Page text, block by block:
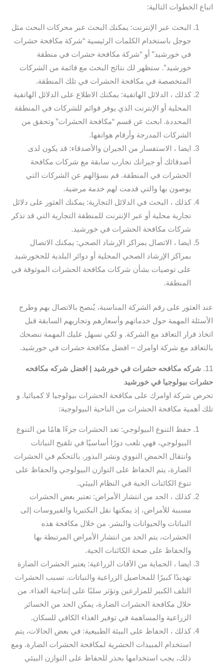
اتباع الخطوات التالية:
البحث عبر الإنترنت: يمكنك البحث عبر محركات البحث مثل
جوجل باستخدام الكلمات الرئيسية “شركة مكافحة حشرات
في خورشيد” أو “شركة مكافحة حشرات في منطقة
خورشيد”. ستظهر لك نتائج البحث مع قائمة من الشركات
المتخصصة في مكافحة الحشرات في تلك المنطقة.
كذلك ، الدلائل الهاتفية: يمكنك الاطلاع على الدلائل الهاتفية
المحلية أو الإنترنت الذي يوفر قوائم للشركات في المنطقة
المحددة. ابحث عن قسم “مكافحة الحشرات” وتحقق من
الشركات المدرجة وأرقام هواتفها.
ايضا ، الاستفسار من الجيران والأصدقاء: قد يكون لدى
أصدقائك أو جيرانك تجارب سابقة مع شركات مكافحة
الحشرات في المنطقة. قم بسؤالهم عن الشركات التي
يوصون بها والتي قدمت لهم خدمة مرضية.
كذلك ، البحث في الدلائل التجارية: يمكنك العثور على دلائل
تجارية محلية أو عبر الإنترنت للمنطقة التجارية التي قد تذكر
شركات مكافحة الحشرات في خورشيد.
ايضا ، الاتصال بمراكز الإرشاد الصحي: يمكنك الاتصال
بمراكز الإرشاد الصحي المحلية أو دوائر البلدية للحخورشيد
على توصيات بشأن شركات مكافحة الحشرات الموثوقة في
المنطقة.
عند العثور على رقم الشركة المناسبة، يُنصح بالاتصال بهم وطرح
الأسئلة المهمة حول خدماتهم وأسعارهم وتجاربهم السابقة قبل
اتخاذ قرار التعاقد مع الشركة. و لكي نسهل عليك المهمة ننصحك
بالتعاقد مع شركة اوامرك – افضل مكافحة حشرات في خورشيد.
11.
شركه مكافحه حشرات في خورشيد | افضل شركه مكافحه
حشرات بيولوجيا في خورشيد
تحرص شركة اوامرك على مكافحة الحشرات بيولوجيا لا كميائيا. و
تلك أهمية مكافحة الحشرات من الناحية البيولوجية:
حفظ التنوع البيولوجي: تعد الحشرات جزءًا هامًا من التنوع
البيولوجي، فهي تلعب دورًا أساسيًا في تلقيح النباتات
وانتقال الحمض النووي ونشر البذور. بالتحكم في الحشرات
الضارة، يتم الحفاظ على التوازن البيولوجي والحفاظ على
تنوع الكائنات الحية في النظام البيئي.
كذلك ، الحد من انتشار الأمراض: تعتبر بعض الحشرات
مسببة للأمراض، إذ يمكنها نقل البكتيريا والفيروسات إلى
النباتات والحيوانات والبشر. من خلال مكافحة هذه
الحشرات، يتم الحد من انتشار الأمراض المرتبطة بها
والحفاظ على صحة الكائنات الحية.
ايضا ، الحماية من الآفات الزراعية: يعتبر الحشرات الضارة
تهديدًا كبيرًا للمحاصيل الزراعية والنباتات. تسبب الحشرات
التلف الكبير للمزارعين وتؤثر سلبًا على إنتاجية الغذاء. من
خلال مكافحة الحشرات الضارة، يمكن الحد من الخسائر
الزراعية والمساهمة في توفير الغذاء الكافي للسكان.
كذلك ، الحفاظ على البيئة الطبيعية: في بعض الحالات، يتم
استخدام المبيدات الحشرية لمكافحة الحشرات الضارة. ومع
ذلك، يجب استخدامها بحذر للحفاظ على التوازن البيئي